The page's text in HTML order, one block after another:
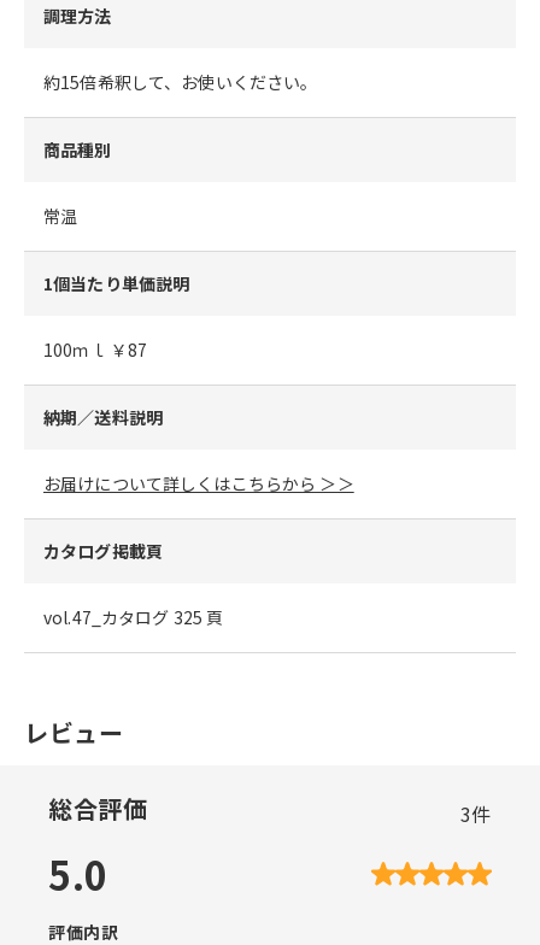
調理方法
約15倍希釈して、お使いください。
商品種別
常温
1個当たり単価説明
100ｍｌ ￥87
納期／送料説明
お届けについて詳しくはこちらから ＞＞
カタログ掲載頁
vol.47_カタログ 325 頁
レビュー
総合評価 3件
5.0
評価内訳